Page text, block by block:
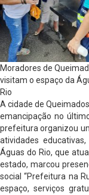
Moradores de
visitam o espaço da
Rio
A cidade de
emancipação no
prefeitura organizou
atividades
Águas do Rio, que
estado, marcou
social “Prefeitura na
espaço, serviços